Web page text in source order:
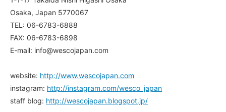
Osaka, Japan 5770067
TEL: 06-6783-6888
FAX: 06-6783-6898
E-mail: info@wescojapan.com
website: http://www.wescojapan.com
instagram: http://instagram.com/wesco_japan
staff blog: http://wescojapan.blogspot.jp/